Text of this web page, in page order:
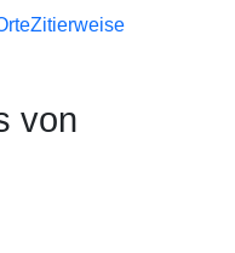
Zitierweise
von